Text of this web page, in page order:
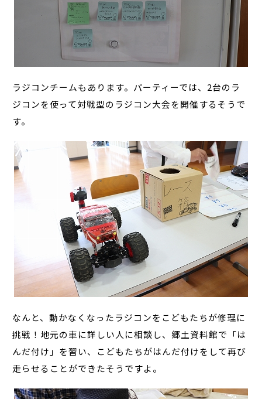
ラジコンチームもあります。パーティーでは、2台のラ
ジコンを使って対戦型のラジコン大会を開催するそうで
す。
なんと、動かなくなったラジコンをこどもたちが修理に
挑戦！地元の車に詳しい人に相談し、郷土資料館で「は
んだ付け」を習い、こどもたちがはんだ付けをして再び
走らせることができたそうですよ。